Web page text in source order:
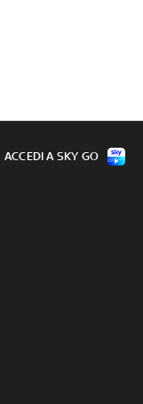
ACCEDI A SKY GO